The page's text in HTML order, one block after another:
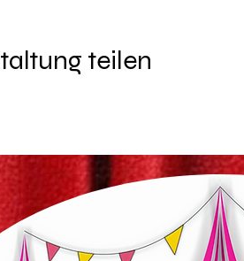
teilen